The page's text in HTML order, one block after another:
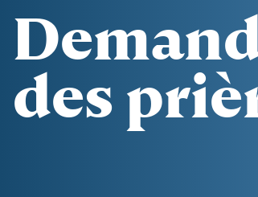
des